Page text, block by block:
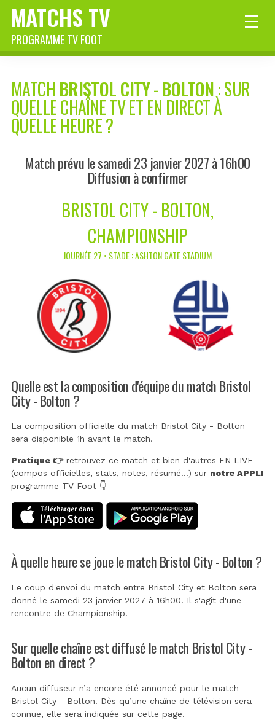
MATCHS TV
PROGRAMME TV FOOT
MATCH BRISTOL CITY-BOLTON: SUR
QUELLE CHAÎNE TV ET EN DIRECT À
QUELLE HEURE ?
Match prévu le samedi 23 janvier 2027 à 16h00
Diffusion à confirmer
BRISTOL CITY - BOLTON,
CHAMPIONSHIP
JOURNÉE 27 • STADE : ASHTON GATE STADIUM
Quelle est la composition d'équipe du match Bristol
City - Bolton ?
La composition officielle du match Bristol City - Bolton
sera disponible 1h avant le match.
Pratique 👉retrouvez ce match et bien d'autres EN LIVE
(compos officielles, stats, notes, résumé...) sur notre APPLI
programme TV Foot 👇
À quelle heure se joue le match Bristol City - Bolton ?
Le coup d'envoi du match entre Bristol City et Bolton sera
donné le samedi 23 janvier 2027 à 16h00. Il s'agit d'une
rencontre de Championship.
Sur quelle chaîne est diffusé le match Bristol City -
Bolton en direct ?
Aucun diffuseur n’a encore été annoncé pour le match
Bristol City - Bolton. Dès qu’une chaîne de télévision sera
connue, elle sera indiquée sur cette page.